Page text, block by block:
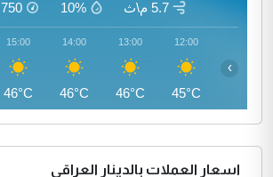
5.7 م\ث 10%
750
12:00
45°C
13:00
46°C
14:00
46°C
15:00
46°C
›
اسعار العملات بالدينار العراقي